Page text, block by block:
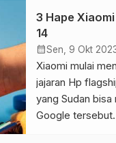
3 Hape
14
calendar_monthSen, 9 Okt
Xiaomi mulai
jajaran Hp
yang Sudan
Google